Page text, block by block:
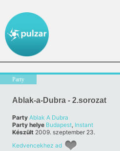
Party
Ablak-a-Dubra - 2.sorozat
Party Ablak A Dubra
Party helye Budapest, Instant
Készült 2009. szeptember 23.
Kedvencekhez ad